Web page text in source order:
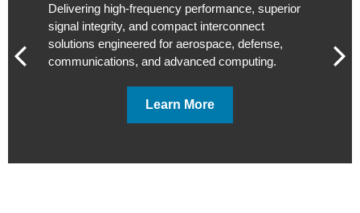
Delivering high-frequency performance, superior
signal integrity, and compact interconnect
solutions engineered for aerospace, defense,
communications, and advanced computing.
Learn More